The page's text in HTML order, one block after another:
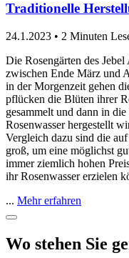
Traditionelle
24.1.2023 • 2 Minuten
Die Rosengärten des
zwischen Ende März und
in der Morgenzeit gehen
pflücken die Blüten ihrer
gesammelt und dann in
Rosenwasser hergestellt
Vergleich dazu sind die
groß, um eine möglichst
immer ziemlich hohen
ihr Rosenwasser erzielen
... Mehr erfahren
Wo stehen Sie